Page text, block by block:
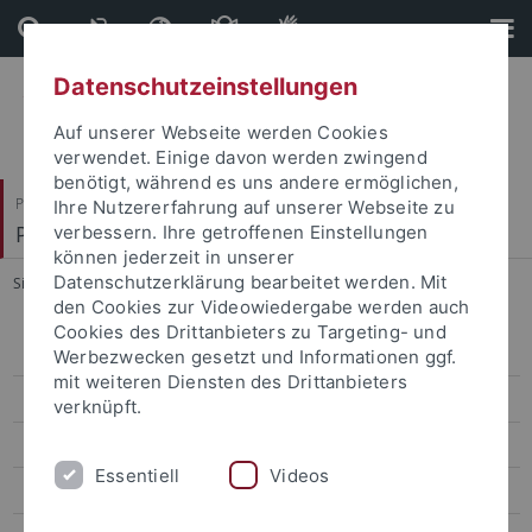
Direkt
zum
Inhalt
Direkt
zur
Fußleiste
Philosophische Fakultät
Philosophisches Seminar
Sie sind hier: Startseite ... Prof. Dr. i. R. Herbert Keuth
Prof. Schroeder-Heister
Prof. Dr. i.R. Helmut Fahrenbach ✝
Prof. Dr. i. R. Michael Heidelberger
Datenschutzeinstellungen
Auf unserer Webseite werden Cookies
verwendet. Einige davon werden zwingend
benötigt, während es uns andere ermöglichen,
Ihre Nutzererfahrung auf unserer Webseite zu
verbessern. Ihre getroffenen Einstellungen
können jederzeit in unserer
Datenschutzerklärung bearbeitet werden. Mit
den Cookies zur Videowiedergabe werden auch
Cookies des Drittanbieters zu Targeting- und
Werbezwecken gesetzt und Informationen ggf.
mit weiteren Diensten des Drittanbieters
verknüpft.
Essentiell Videos